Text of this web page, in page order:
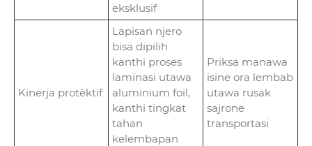
eksklusif
Kinerja protèktif
Lapisan njero
bisa dipilih
kanthi proses
laminasi utawa
aluminium foil,
kanthi tingkat
tahan
kelembapan
Priksa manawa
isine ora lembab
utawa rusak
sajrone
transportasi